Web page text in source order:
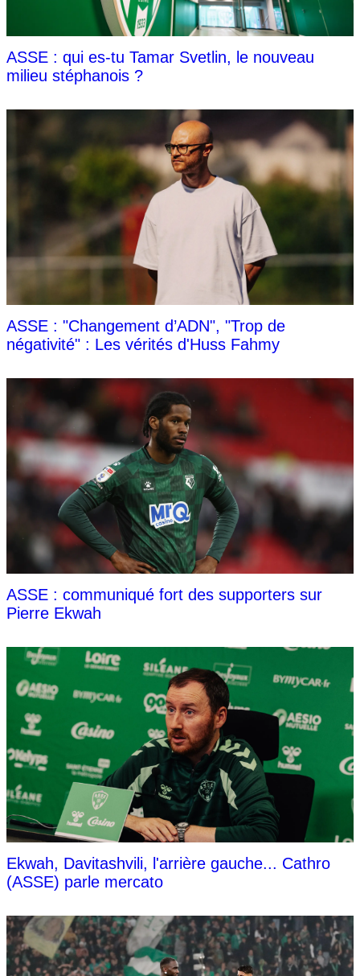
ASSE : qui es-tu Tamar Svetlin, le nouveau
milieu stéphanois ?
ASSE : "Changement d’ADN", "Trop de
négativité" : Les vérités d'Huss Fahmy
ASSE : communiqué fort des supporters sur
Pierre Ekwah
Ekwah, Davitashvili, l'arrière gauche... Cathro
(ASSE) parle mercato